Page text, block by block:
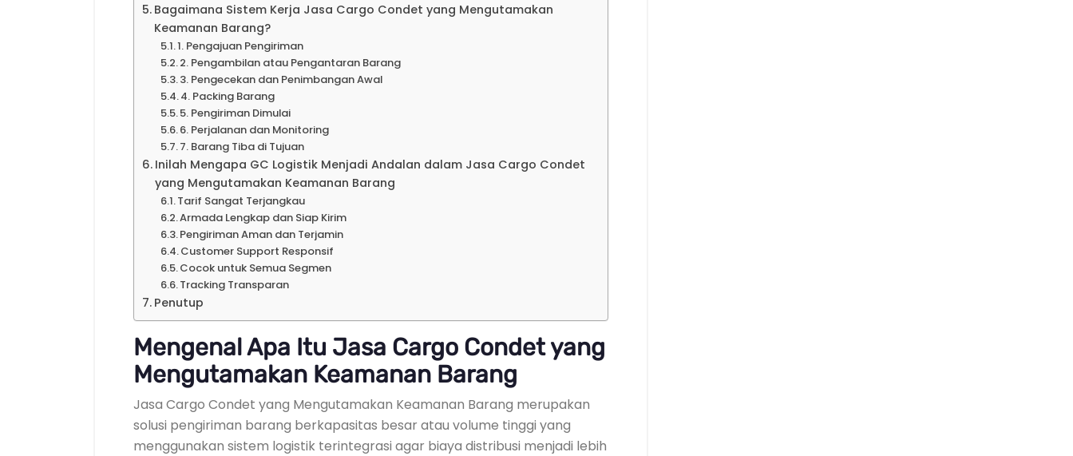
Bagaimana Sistem Kerja Jasa Cargo Condet yang Mengutamakan
Keamanan Barang?
1. Pengajuan Pengiriman
2. Pengambilan atau Pengantaran Barang
3. Pengecekan dan Penimbangan Awal
4. Packing Barang
5. Pengiriman Dimulai
6. Perjalanan dan Monitoring
7. Barang Tiba di Tujuan
Inilah Mengapa GC Logistik Menjadi Andalan dalam Jasa Cargo Condet
yang Mengutamakan Keamanan Barang
Tarif Sangat Terjangkau
Armada Lengkap dan Siap Kirim
Pengiriman Aman dan Terjamin
Customer Support Responsif
Cocok untuk Semua Segmen
Tracking Transparan
Penutup
Mengenal Apa Itu Jasa Cargo Condet yang
Mengutamakan Keamanan Barang
Jasa Cargo Condet yang Mengutamakan Keamanan Barang merupakan
solusi pengiriman barang berkapasitas besar atau volume tinggi yang
menggunakan sistem logistik terintegrasi agar biaya distribusi menjadi lebih